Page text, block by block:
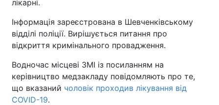
лікарні.
Інформація зареєстрована в Шевченківському
відділі поліції. Вирішується питання про
відкриття кримінального провадження.
Водночас місцеві ЗМІ із посиланням на
керівництво медзакладу повідомляють про те,
що вказаний чоловік проходив лікування від
COVID-19.